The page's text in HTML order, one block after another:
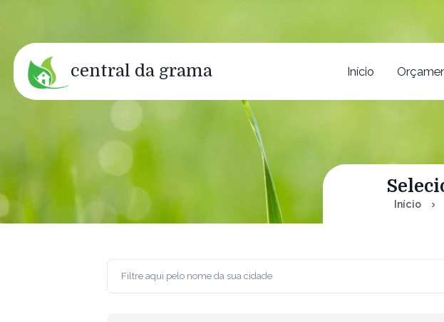
central da grama Início
Início